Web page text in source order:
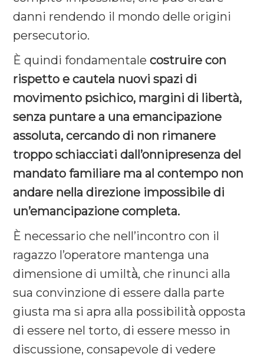
danni rendendo il mondo delle origini
persecutorio.
È quindi fondamentalecostruire con
rispetto e cautela nuovi spazi di
movimento psichico, margini di libertà,
senza puntare a una emancipazione
assoluta, cercando di non rimanere
troppo schiacciati dall’onnipresenza del
mandato familiare ma al contempo non
andare nella direzione impossibile di
un’emancipazione completa.
È necessario che nell’incontro con il
ragazzo l’operatore mantenga una
dimensione di umiltà̀, che rinunci alla
sua convinzione di essere dalla parte
giusta ma si apra alla possibilità̀ opposta
di essere nel torto, di essere messo in
discussione, consapevole di vedere